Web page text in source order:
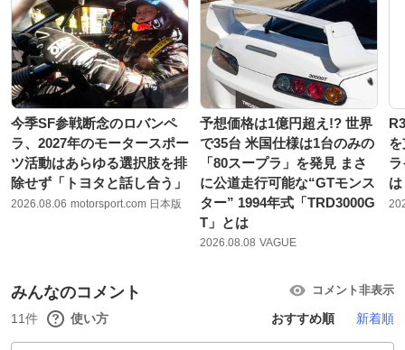
今季SF参戦断念のロバンペ
ラ、2027年のモータースポー
ツ活動はあらゆる選択肢を排
除せず「トヨタと話し合う」
2026.08.06 motorsport.com 日本版
予想価格は1億円超え!? 世界
で35台 米国仕様は1台のみの
「80スープラ」を発見 まさ
に公道走行可能な“GTモンス
ター” 1994年式「TRD3000G
T」とは
2026.08.08 VAGUE
は
みんなのコメント コメント非表示
11件 使い方 おすすめ順 新着順